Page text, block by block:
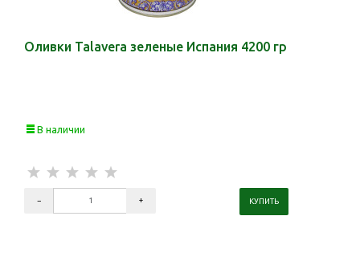
Оливки Talavera зеленые Испания 4200 гр
В наличии